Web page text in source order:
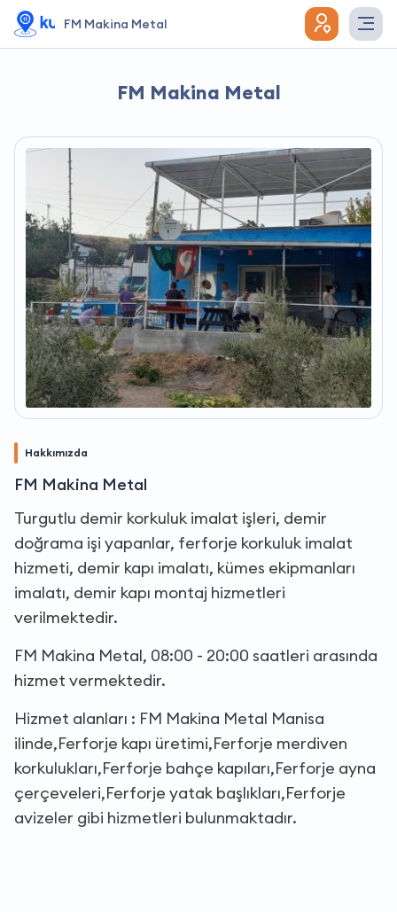
FM Makina Metal
FM Makina Metal
Hakkımızda
FM Makina Metal
Turgutlu demir korkuluk imalat işleri, demir
doğrama işi yapanlar, ferforje korkuluk imalat
hizmeti, demir kapı imalatı, kümes ekipmanları
imalatı, demir kapı montaj hizmetleri
verilmektedir.
FM Makina Metal, 08:00 - 20:00 saatleri arasında
hizmet vermektedir.
Hizmet alanları : FM Makina Metal Manisa
ilinde,Ferforje kapı üretimi,Ferforje merdiven
korkulukları,Ferforje bahçe kapıları,Ferforje ayna
çerçeveleri,Ferforje yatak başlıkları,Ferforje
avizeler gibi hizmetleri bulunmaktadır.